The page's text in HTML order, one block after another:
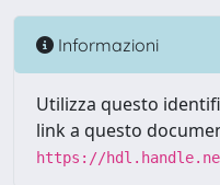
Informazioni
Utilizza questo
link a questo
https://